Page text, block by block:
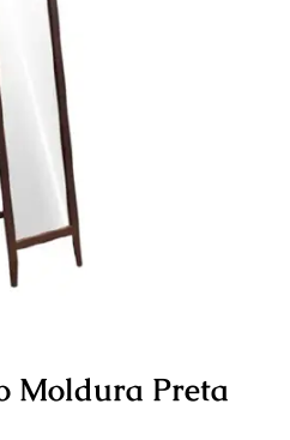
Moldura Preta